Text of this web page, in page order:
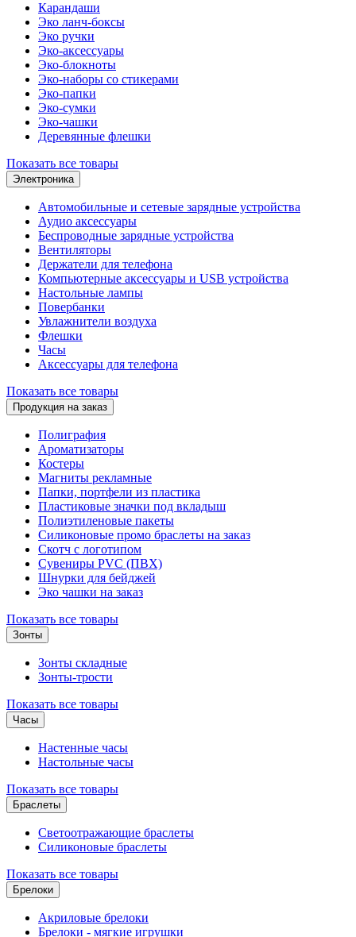
Карандаши
Эко ланч-боксы
Эко ручки
Эко-аксессуары
Эко-блокноты
Эко-наборы со стикерами
Эко-папки
Эко-сумки
Эко-чашки
Деревянные флешки
Показать все товары
Электроника
Автомобильные и сетевые зарядные устройства
Аудио аксессуары
Беспроводные зарядные устройства
Вентиляторы
Держатели для телефона
Компьютерные аксессуары и USB устройства
Настольные лампы
Повербанки
Увлажнители воздуха
Флешки
Часы
Аксессуары для телефона
Показать все товары
Продукция на заказ
Полиграфия
Ароматизаторы
Костеры
Магниты рекламные
Папки, портфели из пластика
Пластиковые значки под вкладыш
Полиэтиленовые пакеты
Силиконовые промо браслеты на заказ
Скотч с логотипом
Сувениры PVC (ПВХ)
Шнурки для бейджей
Эко чашки на заказ
Показать все товары
Зонты
Зонты складные
Зонты-трости
Показать все товары
Часы
Настенные часы
Настольные часы
Показать все товары
Браслеты
Светоотражающие браслеты
Силиконовые браслеты
Показать все товары
Брелоки
Акриловые брелоки
Брелоки - мягкие игрушки